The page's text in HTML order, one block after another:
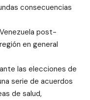
consecuencias
post-
en general
las elecciones de
serie de acuerdos
de salud,